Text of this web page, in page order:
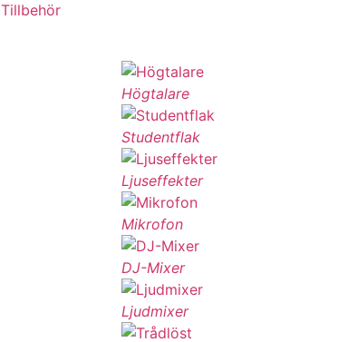
Tillbehör
Högtalare
Studentflak
Ljuseffekter
Mikrofon
DJ-Mixer
Ljudmixer